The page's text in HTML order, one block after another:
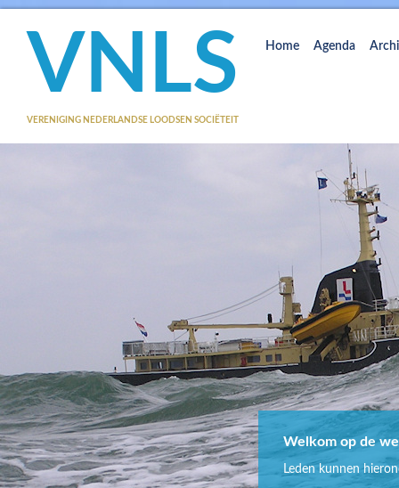
VNLS
VERENIGING NEDERLANDSE LOODSEN SOCIËTEIT
Home Agenda
Welkom op de
Leden kunnen